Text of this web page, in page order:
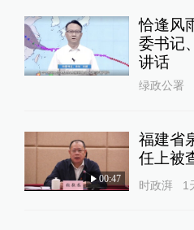
恰逢风
委书记
讲话
绿政公署
00:47
福建省
任上被
时政湃 1